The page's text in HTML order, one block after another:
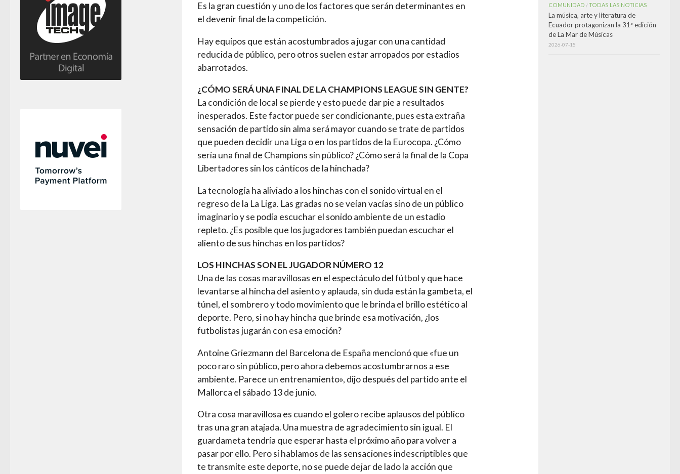
Es la gran cuestión y uno de los factores que serán determinantes en
el devenir final de la competición.
Hay equipos que están acostumbrados a jugar con una cantidad
reducida de público, pero otros suelen estar arropados por estadios
abarrotados.
¿CÓMO SERÁ UNA FINAL DE LA CHAMPIONS LEAGUE SIN GENTE?
La condición de local se pierde y esto puede dar pie a resultados
inesperados. Este factor puede ser condicionante, pues esta extraña
sensación de partido sin alma será mayor cuando se trate de partidos
que pueden decidir una Liga o en los partidos de la Eurocopa. ¿Cómo
sería una final de Champions sin público? ¿Cómo será la final de la Copa
Libertadores sin los cánticos de la hinchada?
La tecnología ha aliviado a los hinchas con el sonido virtual en el
regreso de la La Liga. Las gradas no se veían vacías sino de un público
imaginario y se podía escuchar el sonido ambiente de un estadio
repleto. ¿Es posible que los jugadores también puedan escuchar el
aliento de sus hinchas en los partidos?
LOS HINCHAS SON EL JUGADOR NÚMERO 12
Una de las cosas maravillosas en el espectáculo del fútbol y que hace
levantarse al hincha del asiento y aplauda, sin duda están la gambeta, el
túnel, el sombrero y todo movimiento que le brinda el brillo estético al
deporte. Pero, si no hay hincha que brinde esa motivación, ¿los
futbolistas jugarán con esa emoción?
Antoine Griezmann del Barcelona de España mencionó que «fue un
poco raro sin público, pero ahora debemos acostumbrarnos a ese
ambiente. Parece un entrenamiento», dijo después del partido ante el
Mallorca el sábado 13 de junio.
Otra cosa maravillosa es cuando el golero recibe aplausos del público
tras una gran atajada. Una muestra de agradecimiento sin igual. El
guardameta tendría que esperar hasta el próximo año para volver a
pasar por ello. Pero si hablamos de las sensaciones indescriptibles que
te transmite este deporte, no se puede dejar de lado la acción que
COMUNIDAD /TODAS LAS NOTICIAS
La música, arte y literatura de
Ecuador protagonizan la 31ª edición
de La Mar de Músicas
2026-07-15